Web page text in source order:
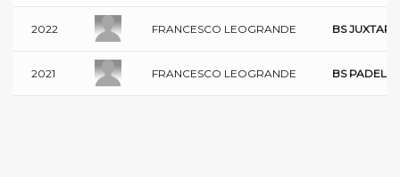
2022 FRANCESCO LEOGRANDE BS
2021 FRANCESCO LEOGRANDE BS PADEL